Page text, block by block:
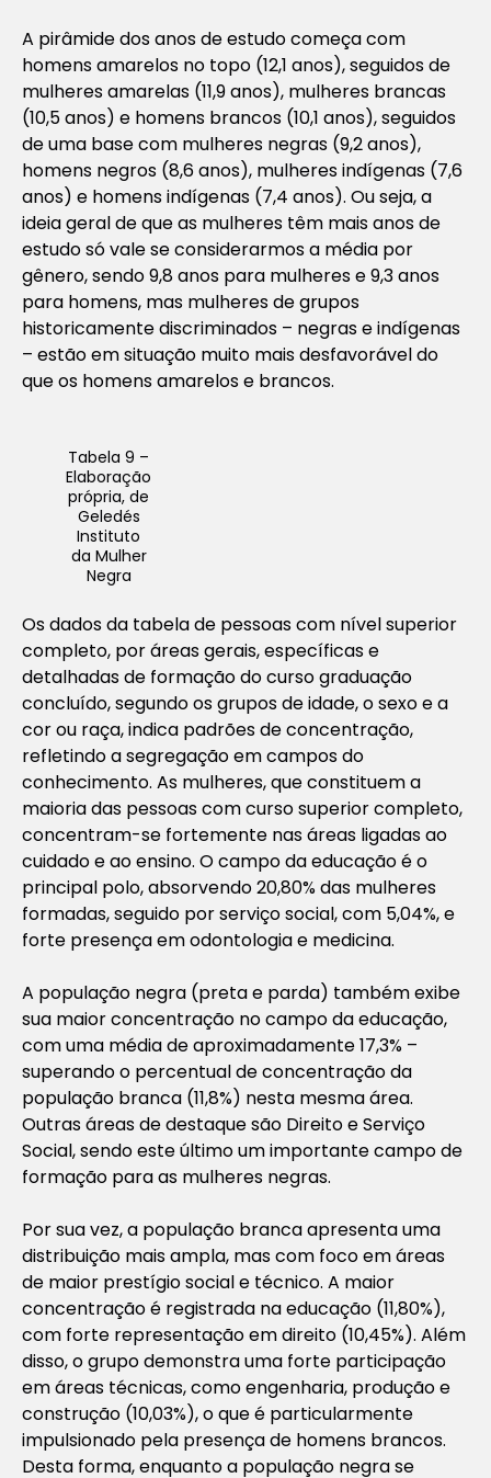
A pirâmide dos anos de estudo começa com
homens amarelos no topo (12,1 anos), seguidos de
mulheres amarelas (11,9 anos), mulheres brancas
(10,5 anos) e homens brancos (10,1 anos), seguidos
de uma base com mulheres negras (9,2 anos),
homens negros (8,6 anos), mulheres indígenas (7,6
anos) e homens indígenas (7,4 anos). Ou seja, a
ideia geral de que as mulheres têm mais anos de
estudo só vale se considerarmos a média por
gênero, sendo 9,8 anos para mulheres e 9,3 anos
para homens, mas mulheres de grupos
historicamente discriminados – negras e indígenas
– estão em situação muito mais desfavorável do
que os homens amarelos e brancos.
Tabela 9 –
Elaboração
própria, de
Geledés
Instituto
da Mulher
Negra
Os dados da tabela de pessoas com nível superior
completo, por áreas gerais, específicas e
detalhadas de formação do curso graduação
concluído, segundo os grupos de idade, o sexo e a
cor ou raça, indica padrões de concentração,
refletindo a segregação em campos do
conhecimento. As mulheres, que constituem a
maioria das pessoas com curso superior completo,
concentram-se fortemente nas áreas ligadas ao
cuidado e ao ensino. O campo da educação é o
principal polo, absorvendo 20,80% das mulheres
formadas, seguido por serviço social, com 5,04%, e
forte presença em odontologia e medicina.
A população negra (preta e parda) também exibe
sua maior concentração no campo da educação,
com uma média de aproximadamente 17,3% –
superando o percentual de concentração da
população branca (11,8%) nesta mesma área.
Outras áreas de destaque são Direito e Serviço
Social, sendo este último um importante campo de
formação para as mulheres negras.
Por sua vez, a população branca apresenta uma
distribuição mais ampla, mas com foco em áreas
de maior prestígio social e técnico. A maior
concentração é registrada na educação (11,80%),
com forte representação em direito (10,45%). Além
disso, o grupo demonstra uma forte participação
em áreas técnicas, como engenharia, produção e
construção (10,03%), o que é particularmente
impulsionado pela presença de homens brancos.
Desta forma, enquanto a população negra se